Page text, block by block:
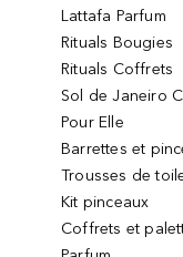
Lattafa Parfum
Rituals Bougies
Rituals Coffrets
Sol de Janeiro
Pour Elle
Barrettes et
Trousses de
Kit pinceaux
Coffrets et